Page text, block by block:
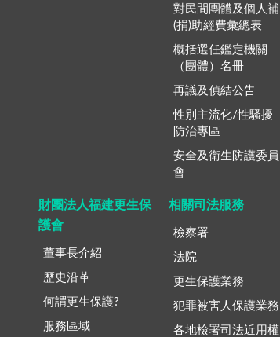
對民間團體及個人補
(捐)助經費彙總表
概括選任鑑定機關
（團體）名冊
再議及偵結公告
性別主流化/性騷擾
防治專區
安全及衛生防護委員
會
財團法人福建更生保
護會
董事長介紹
歷史沿革
何謂更生保護?
服務區域
相關司法服務
檢察署
法院
更生保護業務
犯罪被害人保護業務
各地檢署司法近用權